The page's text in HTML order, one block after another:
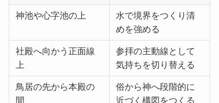
神池や心字池の上
水で境界をつくり清
めを強める
社殿へ向かう正面線
上
参拝の主動線として
気持ちを切り替える
鳥居の先から本殿の
間
俗から神へ段階的に
近づく構図をつくる